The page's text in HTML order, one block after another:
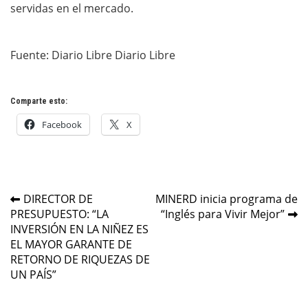
servidas en el mercado.
Fuente: Diario Libre Diario Libre
Comparte esto:
Facebook X
Navegación
de
entradas
DIRECTOR DE
PRESUPUESTO: “LA
INVERSIÓN EN LA NIÑEZ ES
EL MAYOR GARANTE DE
RETORNO DE RIQUEZAS DE
UN PAÍS”
MINERD inicia programa de
“Inglés para Vivir Mejor”